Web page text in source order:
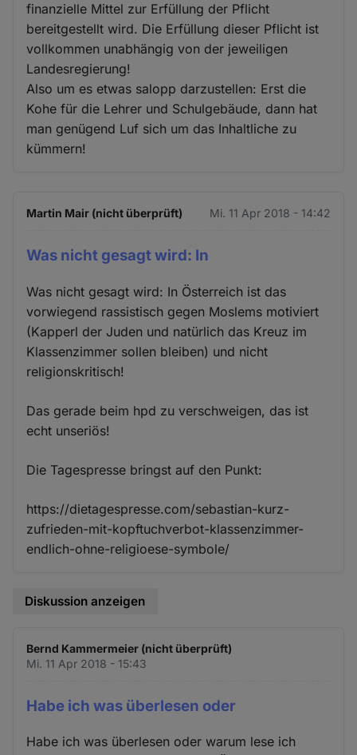
finanzielle Mittel zur Erfüllung der Pflicht
bereitgestellt wird. Die Erfüllung dieser Pflicht ist
vollkommen unabhängig von der jeweiligen
Landesregierung!
Also um es etwas salopp darzustellen: Erst die
Kohe für die Lehrer und Schulgebäude, dann hat
man genügend Luf sich um das Inhaltliche zu
kümmern!
Martin Mair (nicht überprüft) Mi. 11 Apr 2018 - 14:42
Was nicht gesagt wird: In
Was nicht gesagt wird: In Österreich ist das
vorwiegend rassistisch gegen Moslems motiviert
(Kapperl der Juden und natürlich das Kreuz im
Klassenzimmer sollen bleiben) und nicht
religionskritisch!
Das gerade beim hpd zu verschweigen, das ist
echt unseriös!
Die Tagespresse bringst auf den Punkt:
https://dietagespresse.com/sebastian-kurz-
zufrieden-mit-kopftuchverbot-klassenzimmer-
endlich-ohne-religioese-symbole/
Diskussion anzeigen
Bernd Kammermeier (nicht überprüft)
Mi. 11 Apr 2018 - 15:43
Habe ich was überlesen oder
Habe ich was überlesen oder warum lese ich